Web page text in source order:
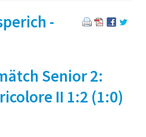
-
Senior 2:
II 1:2 (1:0)